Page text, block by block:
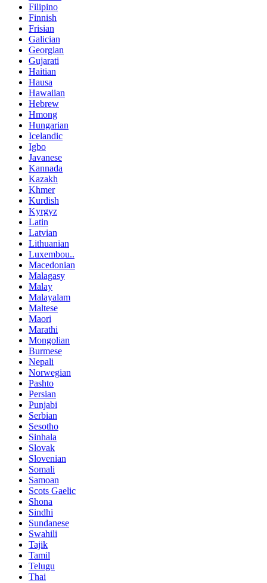
Filipino
Finnish
Frisian
Galician
Georgian
Gujarati
Haitian
Hausa
Hawaiian
Hebrew
Hmong
Hungarian
Icelandic
Igbo
Javanese
Kannada
Kazakh
Khmer
Kurdish
Kyrgyz
Latin
Latvian
Lithuanian
Luxembou..
Macedonian
Malagasy
Malay
Malayalam
Maltese
Maori
Marathi
Mongolian
Burmese
Nepali
Norwegian
Pashto
Persian
Punjabi
Serbian
Sesotho
Sinhala
Slovak
Slovenian
Somali
Samoan
Scots Gaelic
Shona
Sindhi
Sundanese
Swahili
Tajik
Tamil
Telugu
Thai